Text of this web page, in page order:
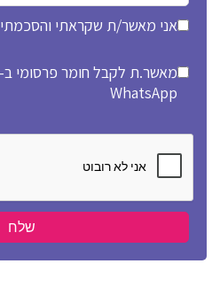
WhatsApp
אני מאשר/ת שקראתי והסכמתי